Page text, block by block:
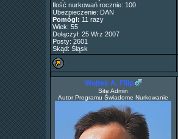
Ilość nurkowań rocznie: 100
Ubezpieczenie: DAN
Pomógł: 11 razy
Wiek: 55
Dołączył: 25 Wrz 2007
Posty: 2601
Skąd: Śląsk
Wojtek A. Filip
Site Admin
Autor Programu Świadome Nurkowanie